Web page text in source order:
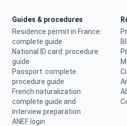
Guides & procedures
Residence permit in France:
complete guide
National ID card: procedure
guide
Passport: complete
procedure guide
French naturalization:
complete guide and
interview preparation
ANEF login